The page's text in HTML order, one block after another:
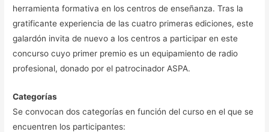
herramienta formativa en los centros de enseñanza. Tras la
gratificante experiencia de las cuatro primeras ediciones, este
galardón invita de nuevo a los centros a participar en este
concurso cuyo primer premio es un equipamiento de radio
profesional, donado por el patrocinador ASPA.
Categorías
Se convocan dos categorías en función del curso en el que se
encuentren los participantes: